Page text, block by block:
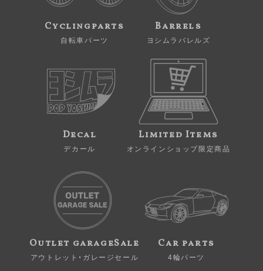
Cyclingparts
自転車パーツ
Barrels
ヨシムラバレルズ
Decal
デカール
Limited Items
オンラインショップ限定商品
Outlet garageSale
アウトレット・ガレージセール
Car parts
4輪パーツ